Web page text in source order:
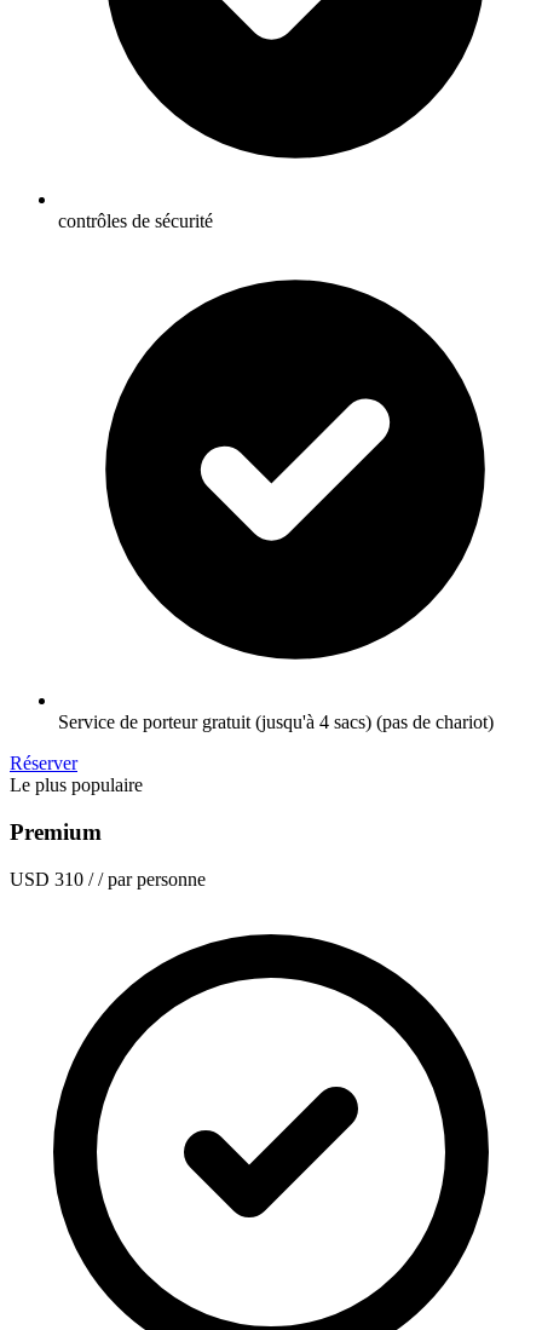
contrôles de sécurité
Service de porteur gratuit (jusqu'à 4 sacs) (pas de chariot)
Réserver
Le plus populaire
Premium
USD 310 / / par personne